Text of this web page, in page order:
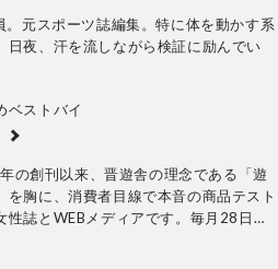
。
。元スポーツ誌編集。特に体を動かす系
日夜、汗を流しながら検証に励んでい
ベストバイ
の創刊以来、晋遊舎の理念である「遊
を胸に、消費者目線で本音の商品テスト
性誌とWEBメディアです。毎月28日発